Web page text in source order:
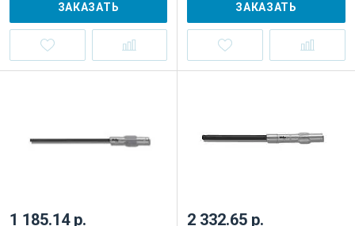
ЗАКАЗАТЬ ЗАКАЗАТЬ
1 185.14 р. 2 332.65 р.